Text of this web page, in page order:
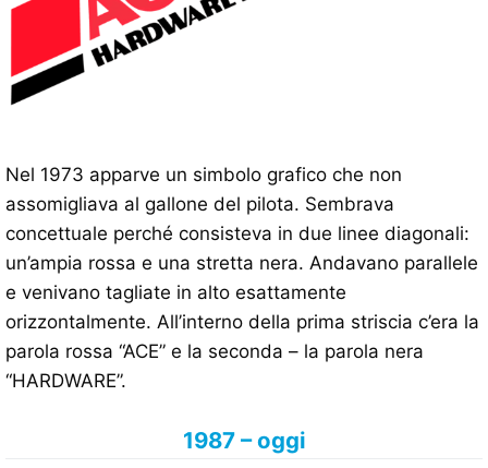
Nel 1973 apparve un simbolo grafico che non
assomigliava al gallone del pilota. Sembrava
concettuale perché consisteva in due linee diagonali:
un’ampia rossa e una stretta nera. Andavano parallele
e venivano tagliate in alto esattamente
orizzontalmente. All’interno della prima striscia c’era la
parola rossa “ACE” e la seconda – la parola nera
“HARDWARE”.
1987 – oggi